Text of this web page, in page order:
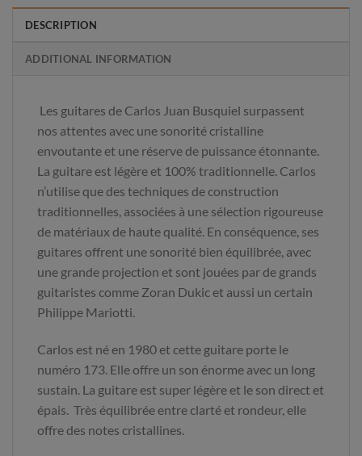
DESCRIPTION
ADDITIONAL INFORMATION
Les guitares de Carlos Juan Busquiel surpassent
nos attentes avec une sonorité cristalline
envoutante et une réserve de puissance étonnante.
La guitare est légère et 100% traditionnelle. Carlos
n’utilise que des techniques de construction
traditionnelles, associées à une sélection rigoureuse
de matériaux de haute qualité. En conséquence, ses
guitares offrent une sonorité bien équilibrée, avec
une grande projection et sont jouées par de grands
guitaristes comme Zoran Dukic et aussi un certain
Philippe Mariotti.
Carlos est né en 1980 et cette guitare porte le
numéro 173. Elle offre un son énorme avec un long
sustain. La guitare est super légère et le son direct et
épais. Très équilibrée entre clarté et rondeur, elle
offre des notes cristallines